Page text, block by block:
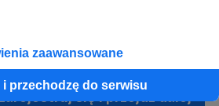
zaawansowane
przechodzę do serwisu
się i przejdź dalej